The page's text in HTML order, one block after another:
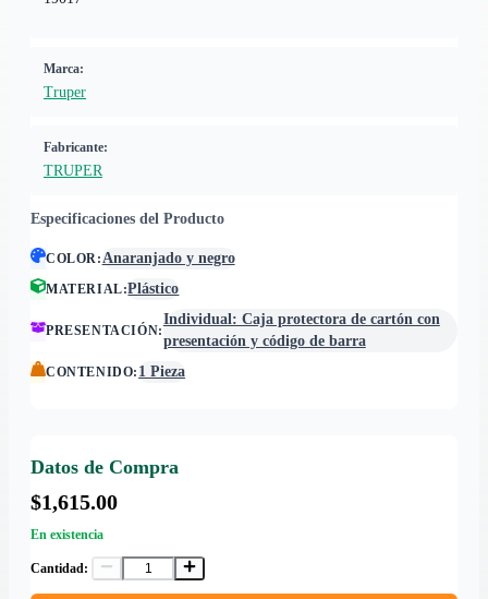
Marca:
Truper
Fabricante:
TRUPER
Especificaciones del Producto
COLOR:Anaranjado y negro
MATERIAL:Plástico
PRESENTACIÓN:
Individual: Caja protectora de cartón con
presentación y código de barra
CONTENIDO: 1 Pieza
Datos de Compra
$1,615.00
En existencia
Cantidad: